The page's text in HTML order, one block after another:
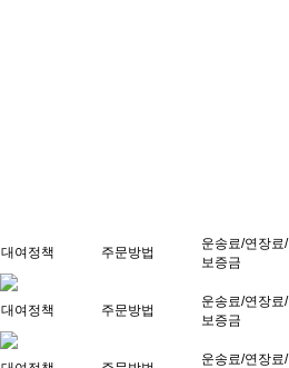
대여정책 주문방법
운송료/연장료/
보증금
대여정책 주문방법
운송료/연장료/
보증금
운송료/연장료/